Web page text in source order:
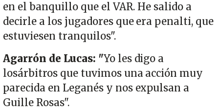
en el banquillo que el VAR. He salido a
decirle a los jugadores que era penalti, que
estuviesen tranquilos".
Agarrón de Lucas: "Yo les digo a
losárbitros que tuvimos una acción muy
parecida en Leganés y nos expulsan a
Guille Rosas".